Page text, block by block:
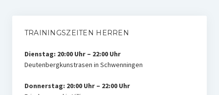
TRAININGSZEITEN HERREN
Dienstag: 20:00 Uhr – 22:00 Uhr
Deutenbergkunstrasen in Schwenningen
Donnerstag: 20:00 Uhr – 22:00 Uhr